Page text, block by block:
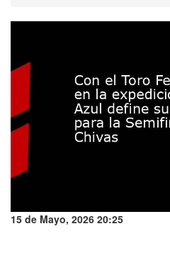
15 de Mayo, 2026 20:25